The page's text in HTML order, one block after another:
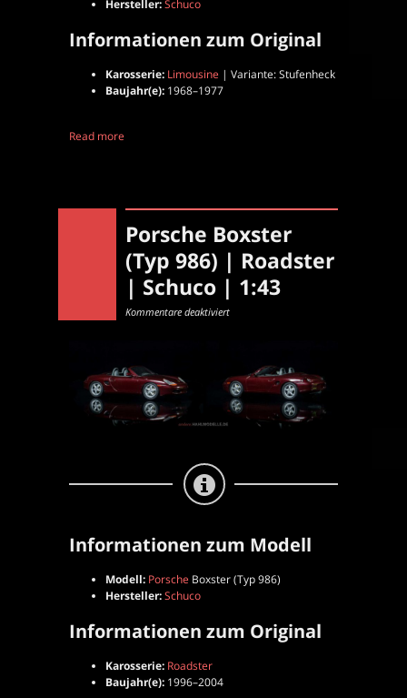
Hersteller:Schuco
Informationen zum Original
Karosserie: Limousine | Variante: Stufenheck
Baujahr(e): 1968–1977
Read more
Porsche Boxster
(Typ 986) | Roadster
| Schuco | 1:43
Kommentare deaktiviertfür
Roadster
|
Schuco
|
1:43
Informationen zum Modell
Modell: Porsche Boxster (Typ 986)
Hersteller:Schuco
Informationen zum Original
Karosserie: Roadster
Baujahr(e): 1996–2004